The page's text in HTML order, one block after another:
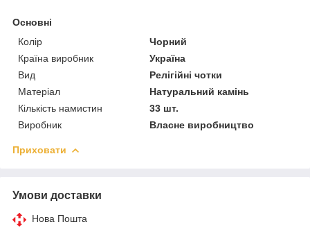
Основні
Колір
Чорний
Країна виробник
Україна
Вид
Релігійні чотки
Матеріал
Натуральний камінь
Кількість намистин
33 шт.
Виробник
Власне виробництво
Приховати
Умови доставки
Нова Пошта